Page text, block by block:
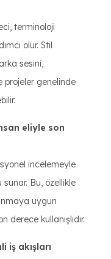
terminoloji
olur. Stil
sesini,
projeler genelinde
eliyle son
incelemeyle
Bu, özellikle
uygun
derece kullanışlıdır.
iş akışları